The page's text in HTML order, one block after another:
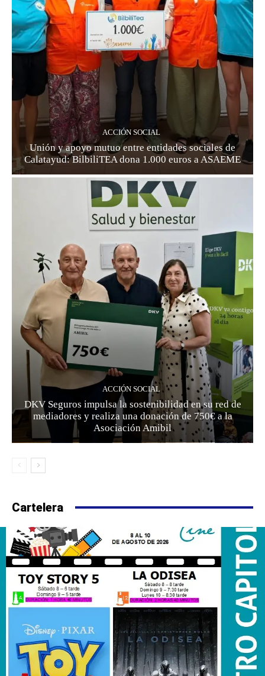
ACCIÓN SOCIAL
Unión y apoyo mutuo entre entidades sociales de
Calatayud: BilbiliTEA dona 1.000 euros a ASAEME
ACCIÓN SOCIAL
DKV Seguros impulsa la sostenibilidad en su red de
mediadores y realiza una donación de 750€ a la
Asociación Amibil
Cartelera